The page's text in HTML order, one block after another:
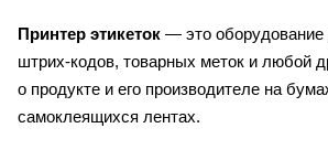
Принтер этикеток — это
штрих-кодов, товарных меток и любой
о продукте и его производителе на
самоклеящихся лентах.